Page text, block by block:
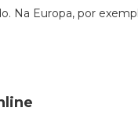
Na Europa, por